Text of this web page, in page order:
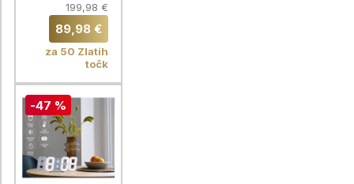
160X200 cm
199,98 €
89,98 €
za 50 Zlatih
točk
-47 %